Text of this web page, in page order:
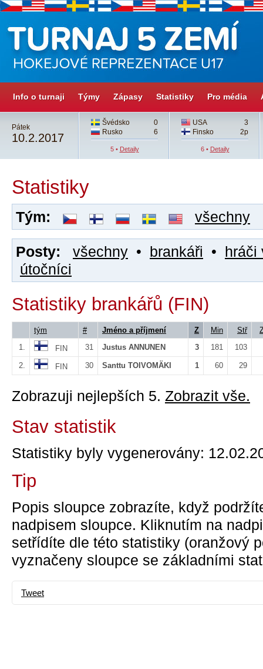
Info o turnaji Týmy Zápasy Statistiky Pro média
Pátek
10.2.2017
Švédsko
0
Rusko
6
5 • Detaily
USA
3
Finsko
2p
6 • Detaily
Statistiky
Tým: všechny
Posty: všechny • brankáři • hráči
útočníci
Statistiky brankářů (FIN)
tým # Jméno a příjmení Z Min Stř
1.
FIN 31 Justus ANNUNEN 3 181 103
2. FIN 30 Santtu TOIVOMÄKI 1 60 29
Zobrazuji nejlepších 5. Zobrazit vše.
Stav statistik
Statistiky byly vygenerovány:
Tip
Popis sloupce zobrazíte, když
nadpisem sloupce. Kliknutím na
setřídíte dle této statistiky (oranžový
vyznačeny sloupce se základními
Tweet